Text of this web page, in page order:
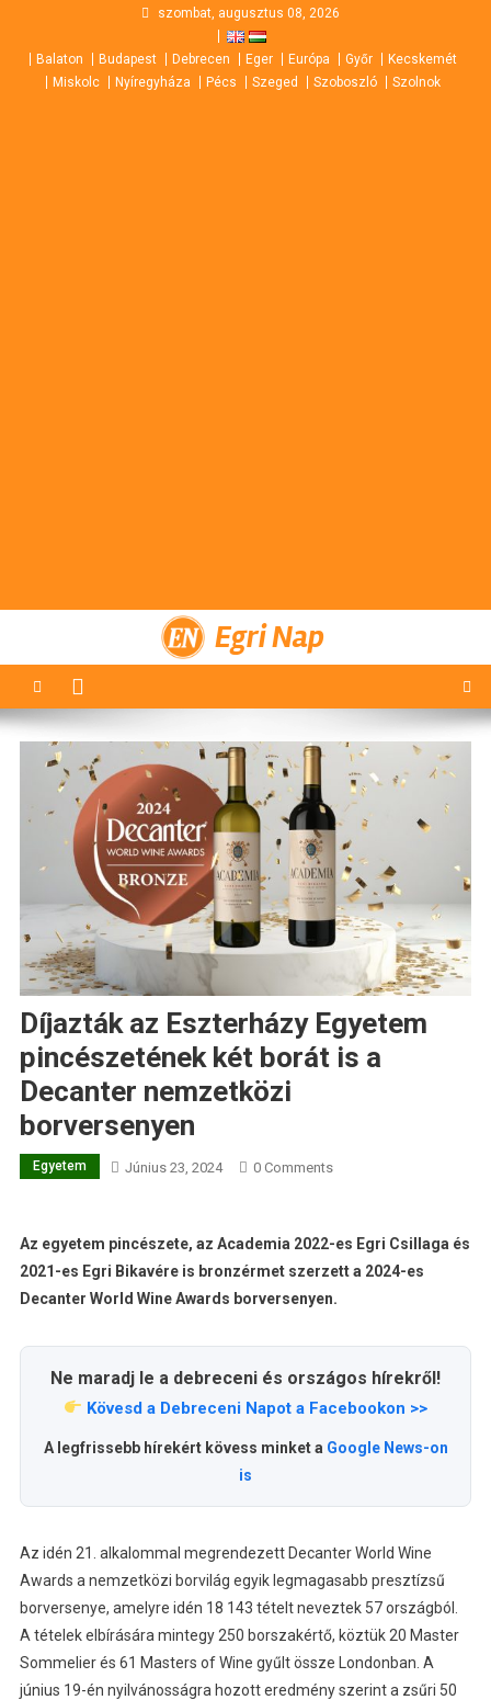
content
szombat, augusztus 08, 2026
Balaton Budapest Debrecen Eger Európa Győr
Kecskemét
Miskolc
Nyíregyháza Pécs Szeged Szoboszló Szolnok
Egri Nap
Díjazták az Eszterházy Egyetem
pincészetének két borát is a
Decanter nemzetközi
borversenyen
Egyetem Június 23, 2024 0 Comments
Az egyetem pincészete, az Academia 2022-es Egri Csillaga és
2021-es Egri Bikavére is bronzérmet szerzett a 2024-es
Decanter World Wine Awards borversenyen.
Ne maradj le a debreceni és országos hírekről!
Kövesd a Debreceni Napot a Facebookon >>
A legfrissebb hírekért kövess minket a Google News-on
is
Az idén 21. alkalommal megrendezett Decanter World Wine
Awards a nemzetközi borvilág egyik legmagasabb presztízsű
borversenye, amelyre idén 18 143 tételt neveztek 57 országból.
A tételek elbírására mintegy 250 borszakértő, köztük 20 Master
Sommelier és 61 Masters of Wine gyűlt össze Londonban. A
június 19-én nyilvánosságra hozott eredmény szerint a zsűri 50